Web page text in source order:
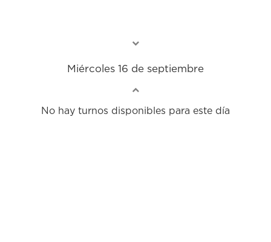
Miércoles 16 de septiembre
No hay turnos disponibles para este día